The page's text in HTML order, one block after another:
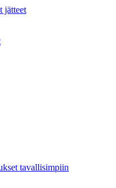
jätteet
tavallisimpiin